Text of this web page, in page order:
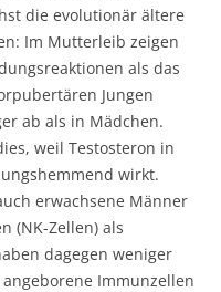
die evolutionär ältere
Im Mutterleib zeigen
als das
Jungen
ab als in Mädchen.
weil Testosteron in
wirkt.
erwachsene Männer
(NK-Zellen) als
dagegen weniger
Immunzellen